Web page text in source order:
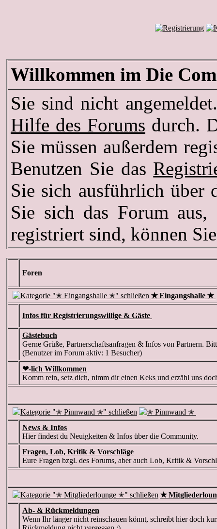
Willkommen im Die
Sie sind nicht
Hilfe des Forums durch.
Sie müssen außerdem
Benutzen Sie das
Sie sich ausführlich über
Sie sich das Forum
registriert sind, können
Foren
✭ Eingangshalle ✭
Infos für Registrierungswillige & Gäste
Gästebuch
Gerne Grüße, Partnerschaftsanfragen & Infos von Partnern.
(Benutzer im Forum aktiv: 1 Besucher)
❤-lich Willkommen
Komm rein, setz dich, nimm dir einen Keks und erzähl uns
News & Infos
Hier findest du Neuigkeiten & Infos über die Community.
Fragen, Lob, Kritik & Vorschläge
Eure Fragen bzgl. des Forums, aber auch Lob, Kritik &
✭
Ab- & Rückmeldungen
Wenn Ihr länger nicht reinschauen könnt, schreibt hier doch